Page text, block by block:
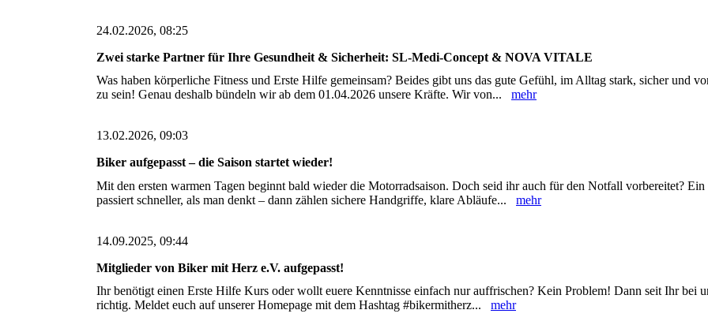
24.02.2026, 08:25
Zwei starke Partner für Ihre Gesundheit & Sicherheit: SL-Medi-Concept & NOVA VITALE
Was haben körperliche Fitness und Erste Hilfe gemeinsam? Beides gibt uns das gute Gefühl, im Alltag stark, sicher und
zu sein! Genau deshalb bündeln wir ab dem 01.04.2026 unsere Kräfte. Wir von... mehr
13.02.2026, 09:03
Biker aufgepasst – die Saison startet wieder!
Mit den ersten warmen Tagen beginnt bald wieder die Motorradsaison. Doch seid ihr auch für den Notfall vorbereitet?
passiert schneller, als man denkt – dann zählen sichere Handgriffe, klare Abläufe... mehr
14.09.2025, 09:44
Mitglieder von Biker mit Herz e.V. aufgepasst!
Ihr benötigt einen Erste Hilfe Kurs oder wollt euere Kenntnisse einfach nur auffrischen? Kein Problem! Dann seit Ihr bei
richtig. Meldet euch auf unserer Homepage mit dem Hashtag #bikermitherz... mehr